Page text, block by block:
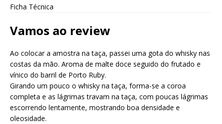
Ficha Técnica
Vamos ao review
Ao colocar a amostra na taça, passei uma gota do whisky nas
costas da mão. Aroma de malte doce seguido do frutado e
vínico do barril de Porto Ruby.
Girando um pouco o whisky na taça, forma-se a coroa
completa e as lágrimas travam na taça, com poucas lágrimas
escorrendo lentamente, mostrando boa densidade e
oleosidade.